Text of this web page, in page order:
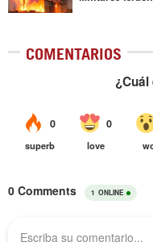
COMENTARIOS